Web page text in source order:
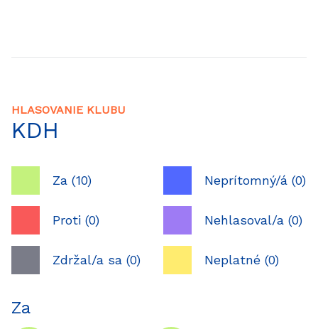
HLASOVANIE KLUBU
KDH
Za (10)
Proti (0)
Zdržal/a sa (0)
Neprítomný/á (0)
Nehlasoval/a (0)
Neplatné (0)
Za